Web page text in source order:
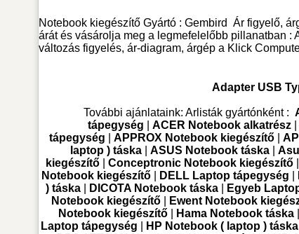
Notebook kiegészítőGyártó : Gembird Ár figyelő,
árát és vásárolja meg a legmefelelőbb pillanatban :
változás figyelés, ár-diagram, árgép a Klick
Adapter USB
További ajánlataink: Arlisták gyártónként :
tápegység |ACER Notebook alkatrész
tápegység |APPROX Notebook kiegészítő |
laptop ) táska |ASUS Notebook táska |
kiegészítő| Conceptronic Notebook kiegészítő|
Notebook kiegészítő| DELL Laptop tápegység
) táska
DICOTA Notebook táska Egyeb
Notebook kiegészítő
Ewent Notebook
Notebook kiegészítő| Hama Notebook táska|
Laptop tápegység
HP Notebook ( laptop ) táska